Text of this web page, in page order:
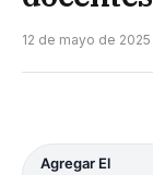
12 de mayo de 2025
Agregar El